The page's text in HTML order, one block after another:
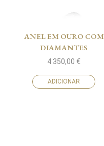
ANEL EM OURO COM
DIAMANTES
4 350,00 €
ADICIONAR